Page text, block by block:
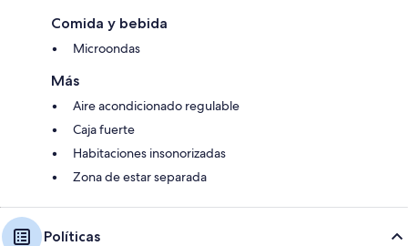
Comida y bebida
Microondas
Más
Aire acondicionado regulable
Caja fuerte
Habitaciones insonorizadas
Zona de estar separada
Políticas